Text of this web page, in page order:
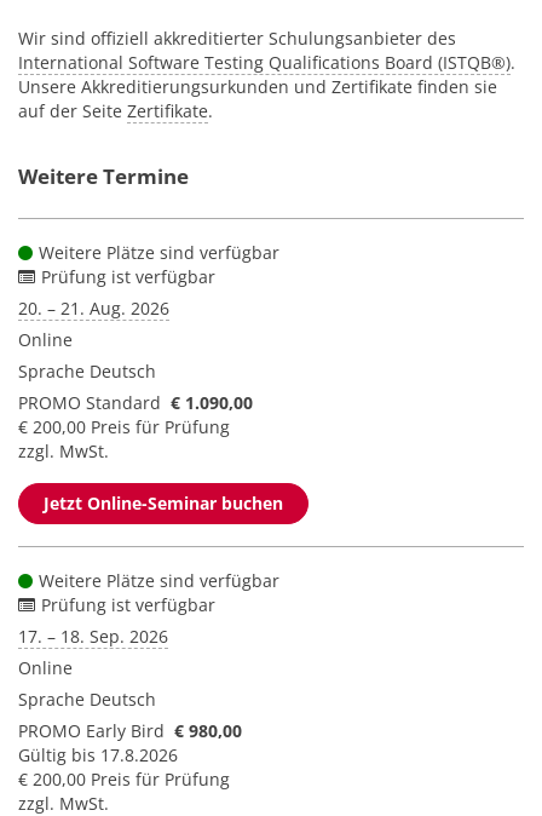
Wir sind offiziell akkreditierter Schulungsanbieter des
International Software Testing Qualifications Board (ISTQB®).
Unsere Akkreditierungsurkunden und Zertifikate finden sie
auf der Seite Zertifikate.
Weitere Termine
Weitere Plätze sind verfügbar
Prüfung ist verfügbar
20. – 21. Aug. 2026
Online
Sprache Deutsch
PROMO Standard € 1.090,00
€ 200,00 Preis für Prüfung
zzgl. MwSt.
Jetzt Online-Seminar buchen
Weitere Plätze sind verfügbar
Prüfung ist verfügbar
17. – 18. Sep. 2026
Online
Sprache Deutsch
PROMO Early Bird € 980,00
Gültig bis 17.8.2026
€ 200,00 Preis für Prüfung
zzgl. MwSt.